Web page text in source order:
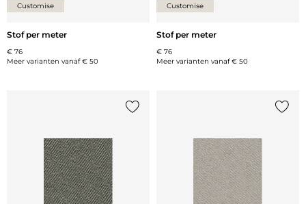
Customise
Stof per meter
€ 76
Meer varianten vanaf€ 50
Customise
Stof per meter
€ 76
Meer varianten vanaf€ 50